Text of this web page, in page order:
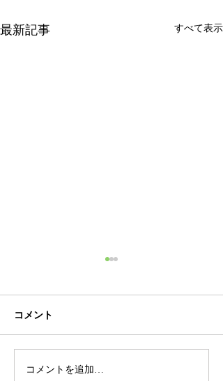
最新記事 すべて表示
当院に関する施設基準等を病
した。 PDFにてご確認いた
だけます。
コメント
コメントを追加…